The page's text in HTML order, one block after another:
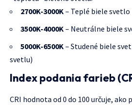
2700K-3000K– Teplé biele
3500K-4000K– Neutrálne biele
5000K-6500K– Studené biele
svetlu)
Index podania farieb
CRI hodnota od 0 do 100 určuje, ako